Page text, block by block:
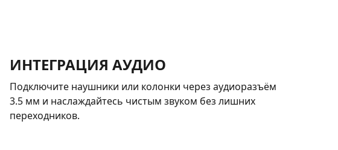
ИНТЕГРАЦИЯ АУДИО
Подключите наушники или колонки через аудиоразъём
3.5 мм и наслаждайтесь чистым звуком без лишних
переходников.